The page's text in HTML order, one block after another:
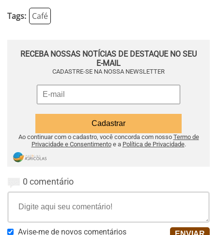
Tags: Café
RECEBA NOSSAS NOTÍCIAS DE DESTAQUE NO SEU
E-MAIL
CADASTRE-SE NA NOSSA NEWSLETTER
Ao continuar com o cadastro, você concorda com nosso Termo de
Privacidade e Consentimentoe a Política de Privacidade.
0 comentário
Avise-me de novos comentários